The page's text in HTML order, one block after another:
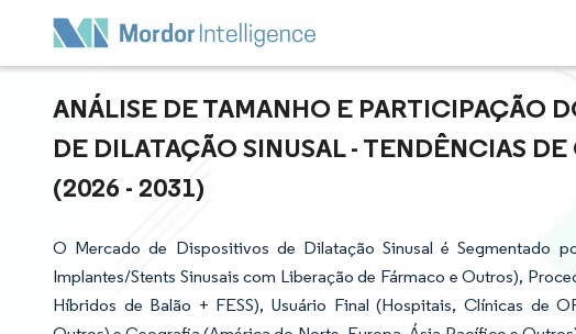
ANÁLISE DE TAMANHO E PARTICIPAÇÃO
DE DILATAÇÃO SINUSAL - TENDÊNCIAS
(2026 - 2031)
O Mercado de Dispositivos de Dilatação Sinusal é Segmentado
Implantes/Stents Sinusais com Liberação de Fármaco e Outros),
Híbridos de Balão + FESS), Usuário Final (Hospitais, Clínicas de